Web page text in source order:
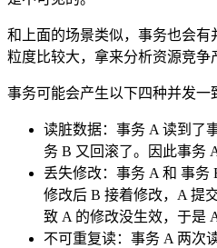
和上面的场景类似，事务也会
粒度比较大，拿来分析资源竞争
事务可能会产生以下四种并发一
读脏数据：事务 A 读到了
务 B 又回滚了。因此事务
丢失修改：事务 A 和 事务
修改后 B 接着修改，A 提
致 A 的修改没生效，于是
不可重复读：事务 A 两次